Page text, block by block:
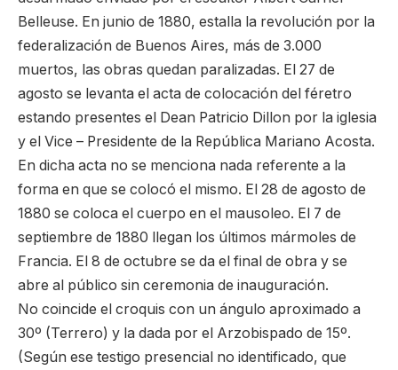
Belleuse. En junio de 1880, estalla la revolución por la
federalización de Buenos Aires, más de 3.000
muertos, las obras quedan paralizadas. El 27 de
agosto se levanta el acta de colocación del féretro
estando presentes el Dean Patricio Dillon por la iglesia
y el Vice – Presidente de la República Mariano Acosta.
En dicha acta no se menciona nada referente a la
forma en que se colocó el mismo. El 28 de agosto de
1880 se coloca el cuerpo en el mausoleo. El 7 de
septiembre de 1880 llegan los últimos mármoles de
Francia. El 8 de octubre se da el final de obra y se
abre al público sin ceremonia de inauguración.
No coincide el croquis con un ángulo aproximado a
30º (Terrero) y la dada por el Arzobispado de 15º.
(Según ese testigo presencial no identificado, que